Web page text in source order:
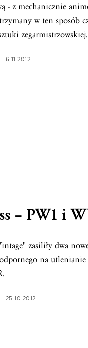
- z mechanicznie
w ten sposób
zegarmistrzowskiej.
6.11.2012
– PW1 i
zasiliły dwa
na utlenianie
25.10.2012